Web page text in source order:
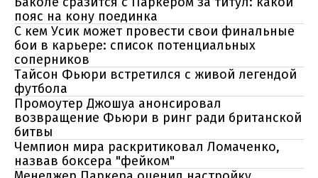
пояс на кону поединка
С кем Усик может провести свои финальные
бои в карьере: список потенциальных
соперников
Тайсон Фьюри встретился с живой легендой
футбола
Промоутер Джошуа анонсировал
возвращение Фьюри в ринг ради британской
битвы
Чемпион мира раскритиковал Ломаченко,
назвав боксера "фейком"